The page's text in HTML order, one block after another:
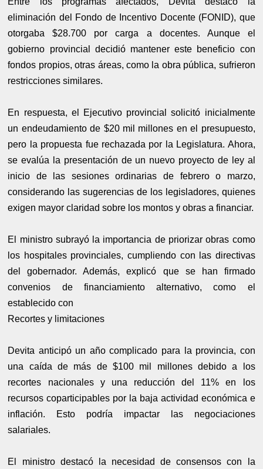
eliminación del Fondo de Incentivo Docente (FONID), que
otorgaba $28.700 por carga a docentes. Aunque el
gobierno provincial decidió mantener este beneficio con
fondos propios, otras áreas, como la obra pública, sufrieron
restricciones similares.
En respuesta, el Ejecutivo provincial solicitó inicialmente
un endeudamiento de $20 mil millones en el presupuesto,
pero la propuesta fue rechazada por la Legislatura. Ahora,
se evalúa la presentación de un nuevo proyecto de ley al
inicio de las sesiones ordinarias de febrero o marzo,
considerando las sugerencias de los legisladores, quienes
exigen mayor claridad sobre los montos y obras a financiar.
El ministro subrayó la importancia de priorizar obras como
los hospitales provinciales, cumpliendo con las directivas
del gobernador. Además, explicó que se han firmado
convenios de financiamiento alternativo, como el
establecido con
Recortes y limitaciones
Devita anticipó un año complicado para la provincia, con
una caída de más de $100 mil millones debido a los
recortes nacionales y una reducción del 11% en los
recursos coparticipables por la baja actividad económica e
inflación. Esto podría impactar las negociaciones
salariales.
El ministro destacó la necesidad de consensos con la